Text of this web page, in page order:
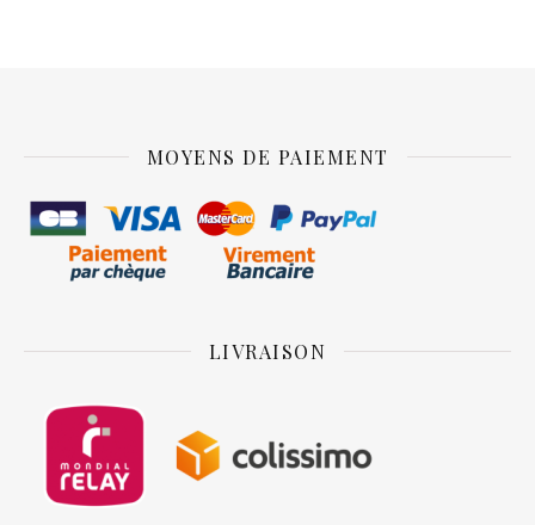
MOYENS DE PAIEMENT
LIVRAISON